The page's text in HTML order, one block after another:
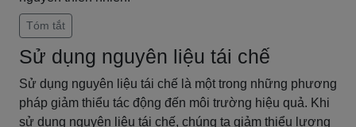
Tóm tắt
Sử dụng nguyên liệu tái chế
Sử dụng nguyên liệu tái chế là một trong những phương
pháp giảm thiểu tác động đến môi trường hiệu quả. Khi
sử dụng nguyên liệu tái chế, chúng ta giảm thiểu lượng